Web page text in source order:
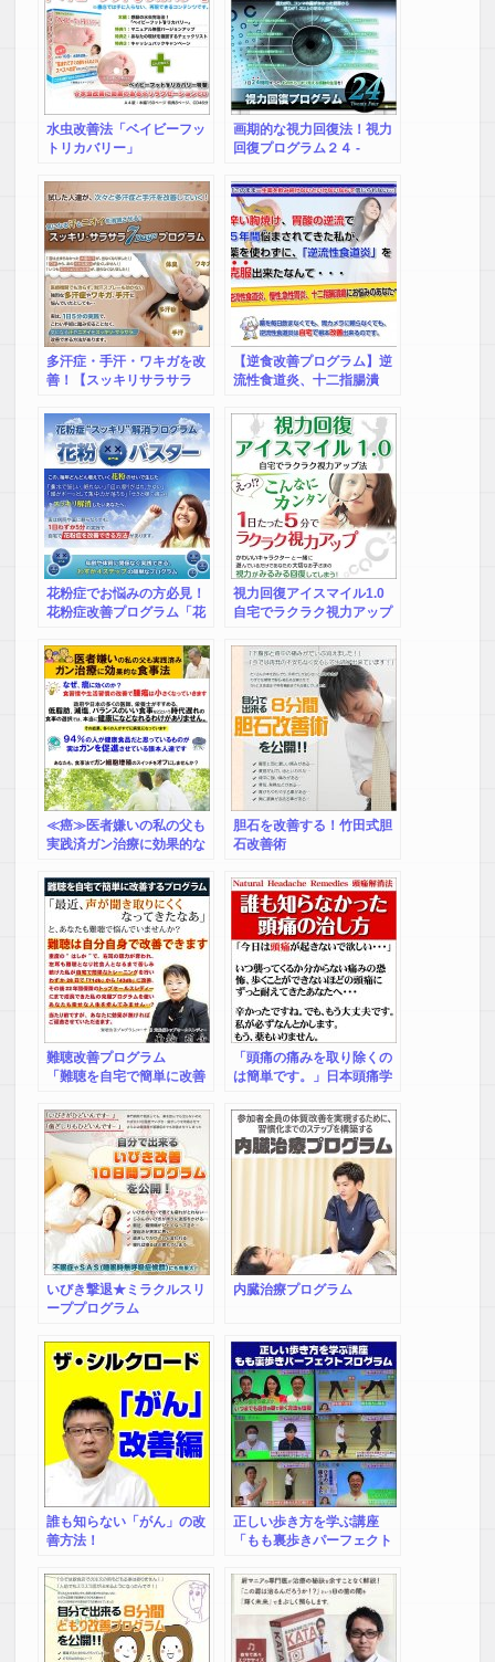
の挑戦～
水虫改善法「ベイビーフッ
トリカバリー」
画期的な視力回復法！視力
回復プログラム２４ -
多汗症・手汗・ワキガを改
善！【スッキリサラサラ
【逆食改善プログラム】逆
流性食道炎、十二指腸潰
花粉症でお悩みの方必見！
花粉症改善プログラム「花
ト】
視力回復アイスマイル1.0
自宅でラクラク視力アップ
≪癌≫医者嫌いの私の父も
実践済ガン治療に効果的な
胆石を改善する！竹田式胆
石改善術
難聴改善プログラム
「難聴を自宅で簡単に改善
希
「頭痛の痛みを取り除くの
は簡単です。」日本頭痛学
薦！薬を使わずに頭痛を治
す【～誰も知らなかった頭
痛の治し方～N.H.R頭痛解
いびき撃退★ミラクルスリ
ーププログラム
内臓治療プログラム
誰も知らない「がん」の改
善方法！
正しい歩き方を学ぶ講座
「もも裏歩きパーフェクト